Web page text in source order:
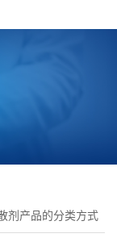
剂产品的分类方式